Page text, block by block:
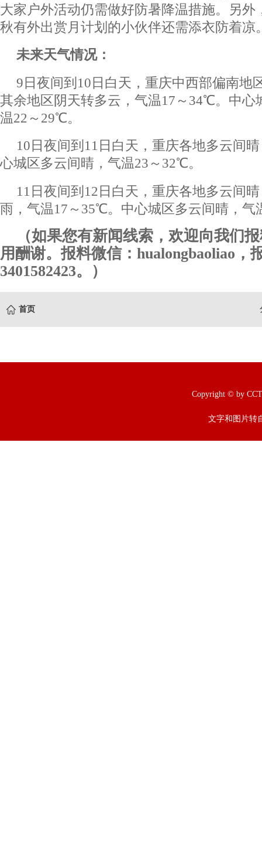
大家户外活动仍需做好防暑降温措施。另外
秋有外出赏月计划的小伙伴还需添衣防着凉
未来天气情况：
9日夜间到10日白天，重庆中西部偏南地
其余地区阴天转多云，气温17～34℃。中心
温22～29℃。
10日夜间到11日白天，重庆各地多云间
心城区多云间晴，气温23～32℃。
11日夜间到12日白天，重庆各地多云间
雨，气温17～35℃。中心城区多云间晴，气
（如果您有新闻线索，欢迎向我们
用酬谢。报料微信：hualongbaoliao，
3401582423。）
首页
Copyright © by
文字和图片转